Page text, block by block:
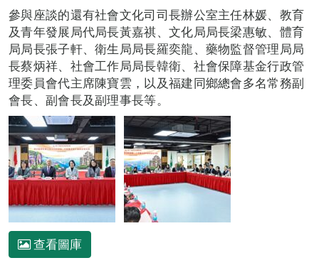
參與座談的還有社會文化司司長辦公室主任林媛、教育
及青年發展局代局長黃嘉祺、文化局局長梁惠敏、體育
局局長張子軒、衛生局局長羅奕龍、藥物監督管理局局
長蔡炳祥、社會工作局局長韓衛、社會保障基金行政管
理委員會代主席陳寶雲，以及福建同鄉總會多名常務副
會長、副會長及副理事長等。
查看圖庫